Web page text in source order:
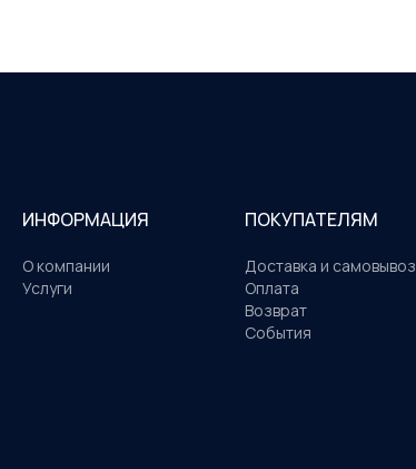
ИНФОРМАЦИЯ
О компании
Услуги
ПОКУПАТЕЛЯМ
Доставка и самовывоз
Оплата
Возврат
События